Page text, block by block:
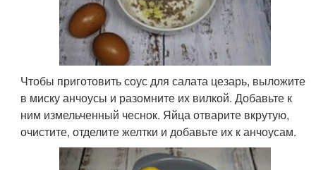
Чтобы приготовить соус для салата цезарь, выложите
в миску анчоусы и разомните их вилкой. Добавьте к
ним измельченный чеснок. Яйца отварите вкрутую,
очистите, отделите желтки и добавьте их к анчоусам.